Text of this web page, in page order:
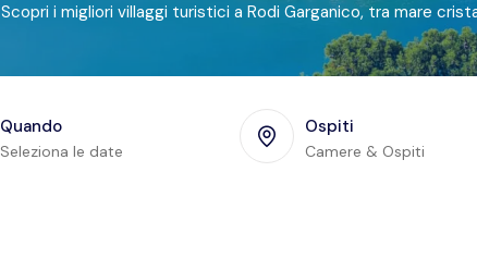
Scopri i migliori villaggi turistici a Rodi Garganico, tra mare
Quando
Seleziona le date
Ospiti
Camere & Ospiti